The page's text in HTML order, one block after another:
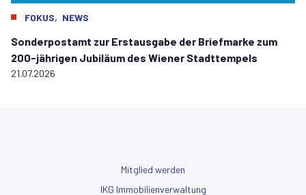
FOKUS, NEWS
Sonderpostamt zur Erstausgabe der Briefmarke zum
200-jährigen Jubiläum des Wiener Stadttempels
21.07.2026
Mitglied werden
IKG Immobilienverwaltung